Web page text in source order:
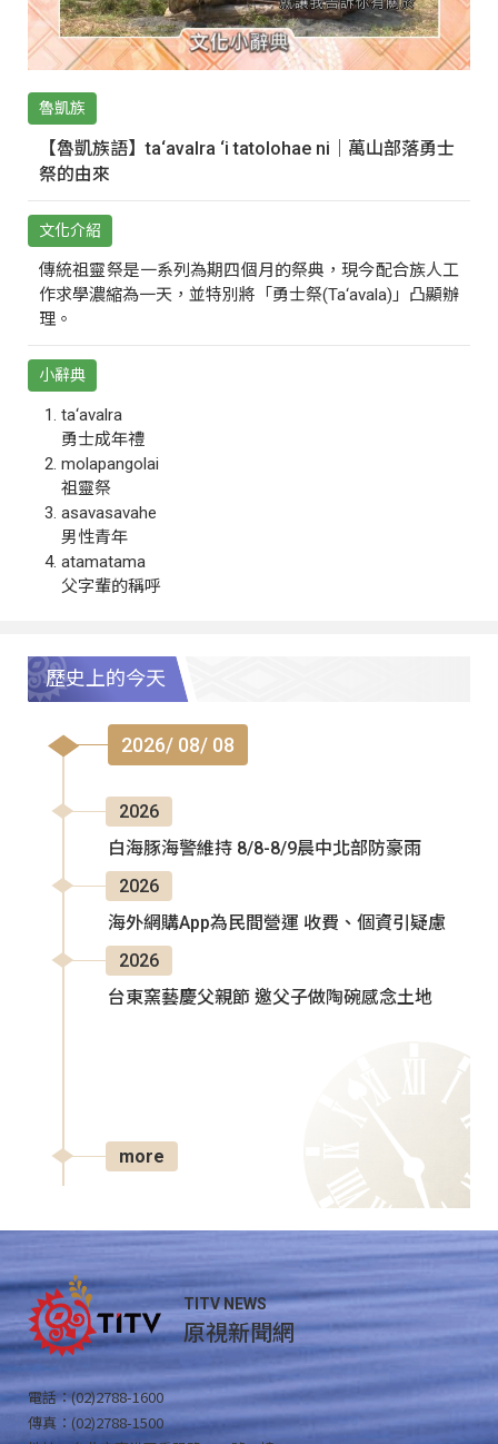
魯凱族
【魯凱族語】ta‘avalra ‘i tatolohae ni｜萬山部落勇士
祭的由來
文化介紹
傳統祖靈祭是一系列為期四個月的祭典，現今配合族人工
作求學濃縮為一天，並特別將「勇士祭(Ta‘avala)」凸顯辦
理。
小辭典
ta‘avalra
勇士成年禮
molapangolai
祖靈祭
asavasavahe
男性青年
atamatama
父字輩的稱呼
歷史上的今天
2026/ 08/ 08
2026
白海豚海警維持 8/8-8/9晨中北部防豪雨
2026
海外網購App為民間營運 收費、個資引疑慮
2026
台東窯藝慶父親節 邀父子做陶碗感念土地
more
TITV NEWS
原視新聞網
電話：(02)2788-1600
傳真：(02)2788-1500